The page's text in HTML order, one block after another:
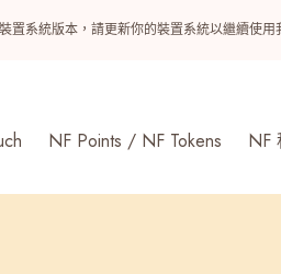
系統版本，請更新你的裝置系統以繼續使用
NF Points / NF Tokens NF